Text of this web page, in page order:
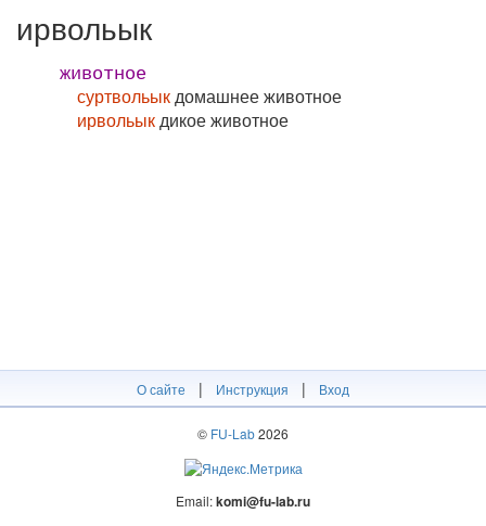
ирвольык
животное
суртвольыкдомашнее животное
ирвольыкдикое животное
О сайте | Инструкция | Вход
© FU-Lab2026
Email:komi@fu-lab.ru